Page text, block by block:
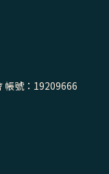
顧及現況介紹
帳號：19209666